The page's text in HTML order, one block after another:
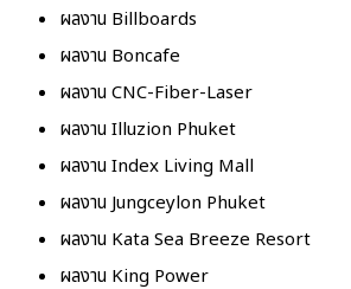
ผลงาน Billboards
ผลงาน Boncafe
ผลงาน CNC-Fiber-Laser
ผลงาน Illuzion Phuket
ผลงาน Index Living Mall
ผลงาน Jungceylon Phuket
ผลงาน Kata Sea Breeze Resort
ผลงาน King Power